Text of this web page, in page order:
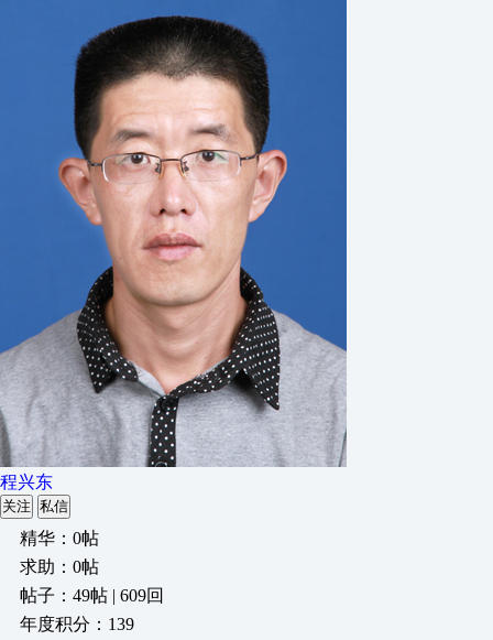
程兴东
关注 私信
精华：0帖
求助：0帖
帖子：49帖 | 609回
年度积分：139